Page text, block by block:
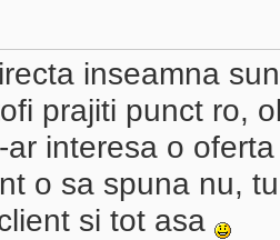
inseamna
prajiti punct ro,
ar interesa o
o sa spuna nu,
si tot asa